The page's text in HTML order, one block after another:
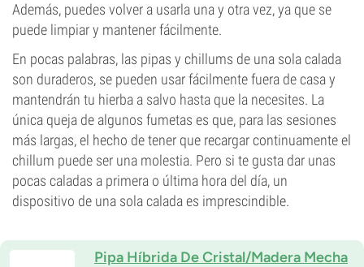
Además, puedes volver a usarla una y otra vez, ya que se
puede limpiar y mantener fácilmente.
En pocas palabras, las pipas y chillums de una sola calada
son duraderos, se pueden usar fácilmente fuera de casa y
mantendrán tu hierba a salvo hasta que la necesites. La
única queja de algunos fumetas es que, para las sesiones
más largas, el hecho de tener que recargar continuamente el
chillum puede ser una molestia. Pero si te gusta dar unas
pocas caladas a primera o última hora del día, un
dispositivo de una sola calada es imprescindible.
Pipa Híbrida De Cristal/Madera Mecha